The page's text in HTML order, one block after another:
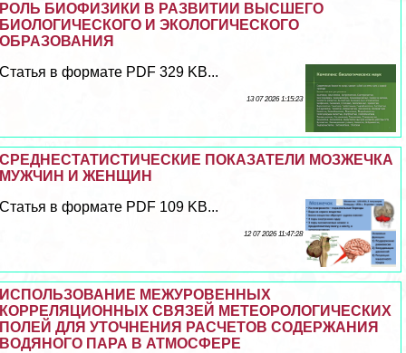
РОЛЬ БИОФИЗИКИ В РАЗВИТИИ ВЫСШЕГО
БИОЛОГИЧЕСКОГО И ЭКОЛОГИЧЕСКОГО
ОБРАЗОВАНИЯ
Статья в формате PDF 329 KB...
13 07 2026 1:15:23
СРЕДНЕСТАТИСТИЧЕСКИЕ ПОКАЗАТЕЛИ МОЗЖЕЧКА
МУЖЧИН И ЖЕНЩИН
Статья в формате PDF 109 KB...
12 07 2026 11:47:28
ИСПОЛЬЗОВАНИЕ МЕЖУРОВЕННЫХ
КОРРЕЛЯЦИОННЫХ СВЯЗЕЙ МЕТЕОРОЛОГИЧЕСКИХ
ПОЛЕЙ ДЛЯ УТОЧНЕНИЯ РАСЧЕТОВ СОДЕРЖАНИЯ
ВОДЯНОГО ПАРА В АТМОСФЕРЕ